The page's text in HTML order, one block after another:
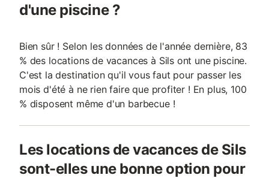
d'une piscine ?
Bien sûr ! Selon les données de l'année dernière, 83
% des locations de vacances à Sils ont une piscine.
C'est la destination qu'il vous faut pour passer les
mois d'été à ne rien faire que profiter ! En plus, 100
% disposent même d'un barbecue !
Les locations de vacances de Sils
sont-elles une bonne option pour